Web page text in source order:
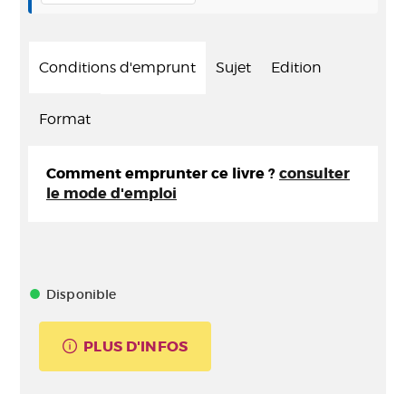
Conditions d'emprunt Sujet Edition
Format
Comment emprunter ce livre ? consulter
le mode d'emploi
Disponible
PLUS D'INFOS